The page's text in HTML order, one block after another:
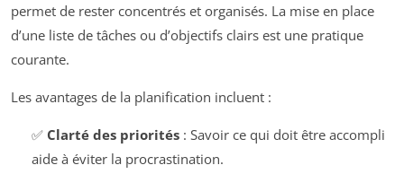
permet de rester concentrés et organisés. La mise en place
d’une liste de tâches ou d’objectifs clairs est une pratique
courante.
Les avantages de la planification incluent :
✅ Clarté des priorités: Savoir ce qui doit être accompli
aide à éviter la procrastination.